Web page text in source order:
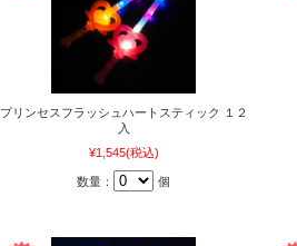
プリンセスフラッシュハートスティック １２
入
¥1,545(税込)
数量： 個